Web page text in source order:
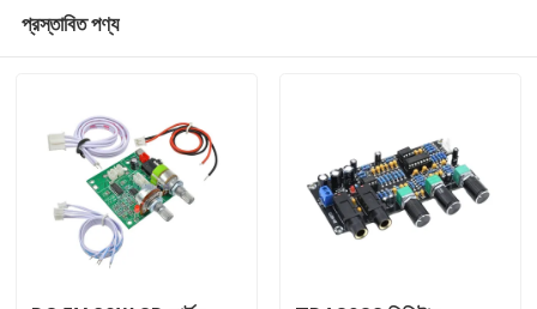
প্রস্তাবিত পণ্য